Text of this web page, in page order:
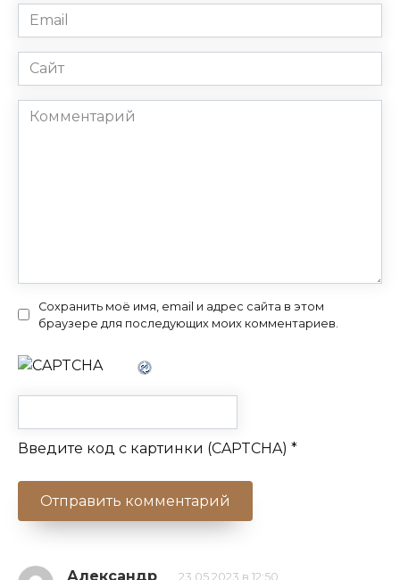
Email
*
Сайт
Комментарий
Сохранить моё имя, email и адрес сайта в этом
браузере для последующих моих комментариев.
Введите код с картинки (CAPTCHA) *
Александр 23.05.2023 в 12:50